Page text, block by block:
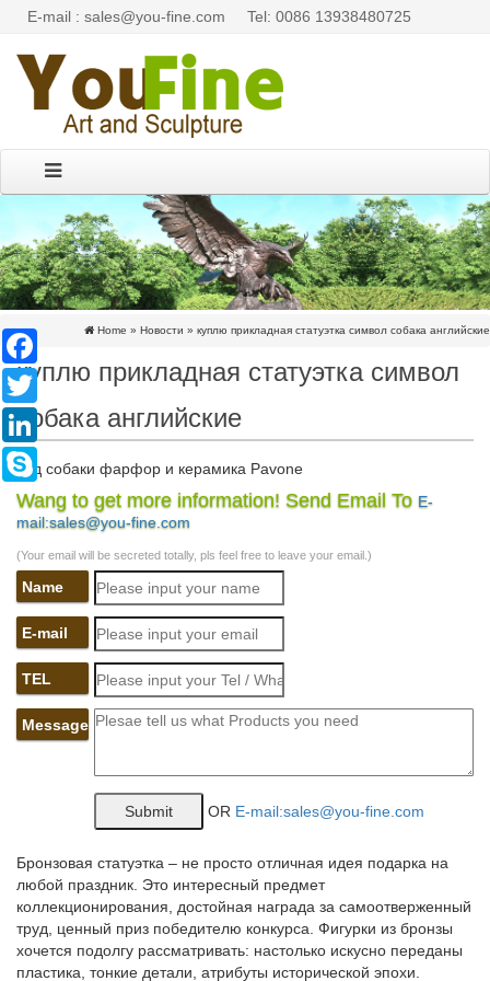
E-mail : sales@you-fine.com Tel: 0086 13938480725
Home » Новости » куплю прикладная статуэтка символ собака английские
куплю прикладная статуэтка символ
собака английские
Год собаки фарфор и керамика Pavone
Корзина пуста. Коллекция CMS. Символ Года.Список. Сетка.
JP-101/16 Фигурка "Собака" (Pavone). 1 060руб. Купить.
Статуэтки – символ года 2018 СОБАКА купить в Москва
*Статуэтка фарфоровая СОБАКА серия Цветок. 1 300.
КУПИТЬ. Код товара: AE-107938. *Статуэтка фарфоровая
ЩЕНОК серия Цветок. 1 450.
Фигурки собак символ 2018 года купить в Москве…
Главная > Каталог товаров > Подарки на праздники > Подарки
на Новый Год > Сувениры с символом 2018 года > Фигурки
собак символ 2018 года.Цена 1 000 руб. Купить. -50% Артикул:
NC1088 Статуэтка собаки Английский бульдог.
Статуэтки – символ 2018 года – Собака – покупайте в Москве
Приобрести товары из раздела Статуэтки – символ 2018 года
– Собака, по низкой | оптовой цене можно в нашем интернет –
магазине Фабрика Желаний. Широкий ассортимент.
Символ 2018 года фарфоровые статуэтки Собаки, щенки
Wang to get more information! Send Email To E-
mail:sales@you-fine.com
(Your email will be secreted totally, pls feel free to leave your email.)
Name
E-mail
TEL
Message
OR E-mail:sales@you-fine.com
Бронзовая статуэтка – не просто отличная идея подарка на
любой праздник. Это интересный предмет
коллекционирования, достойная награда за самоотверженный
труд, ценный приз победителю конкурса. Фигурки из бронзы
хочется подолгу рассматривать: настолько искусно переданы
пластика, тонкие детали, атрибуты исторической эпохи.
Facebook
Twitter
LinkedIn